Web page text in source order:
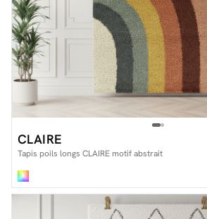
CLAIRE
Tapis poils longs CLAIRE motif abstrait